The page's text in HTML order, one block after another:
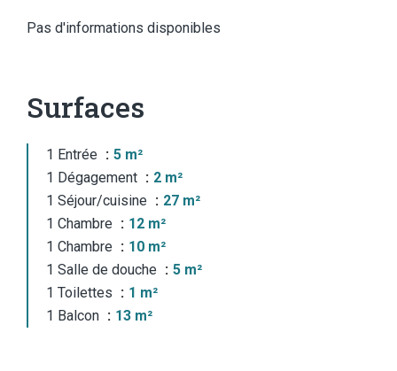
Pas d'informations disponibles
Surfaces
1 Entrée
5 m²
1 Dégagement
2 m²
1 Séjour/cuisine
27 m²
1 Chambre
12 m²
1 Chambre
10 m²
1 Salle de douche
5 m²
1 Toilettes
1 m²
1 Balcon
13 m²